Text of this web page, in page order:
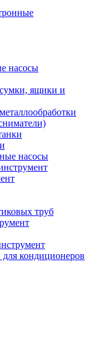
насосы
ящики и
насосы
труб
кондиционеров